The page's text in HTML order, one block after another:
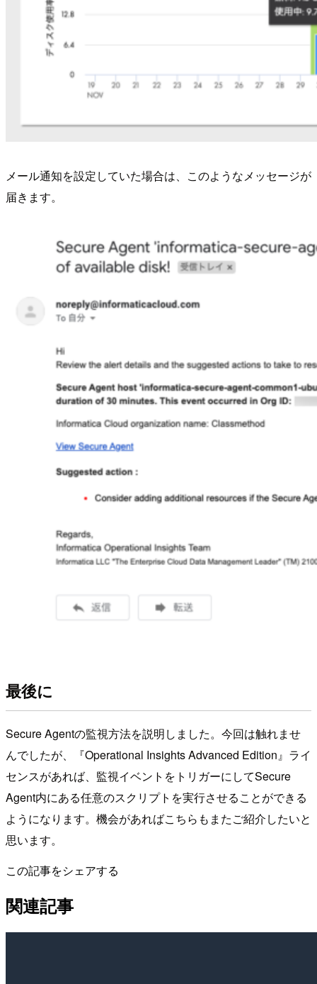
メール通知を設定していた場合は、このようなメッセージが
届きます。
最後に
Secure Agentの監視方法を説明しました。今回は触れませ
んでしたが、『Operational Insights Advanced Edition』ライ
センスがあれば、監視イベントをトリガーにしてSecure
Agent内にある任意のスクリプトを実行させることができる
ようになります。機会があればこちらもまたご紹介したいと
思います。
この記事をシェアする
関連記事